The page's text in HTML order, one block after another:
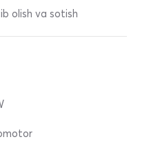
olish va sotish